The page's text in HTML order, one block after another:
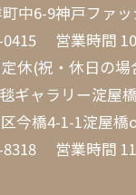
中6-9神戸ファ
営業時間
休(祝・休日の
ギャラリー淀屋
今橋4-1-1淀屋橋
営業時間